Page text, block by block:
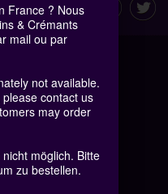
France ? Nous
& Crémants
mail ou par
not available.
contact us
may order
möglich. Bitte
zu bestellen.